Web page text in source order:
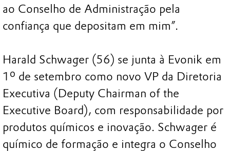
ao Conselho de Administração pela
confiança que depositam em mim”.
Harald Schwager (56) se junta à Evonik em
1º de setembro como novo VP da Diretoria
Executiva (Deputy Chairman of the
Executive Board), com responsabilidade por
produtos químicos e inovação. Schwager é
químico de formação e integra o Conselho